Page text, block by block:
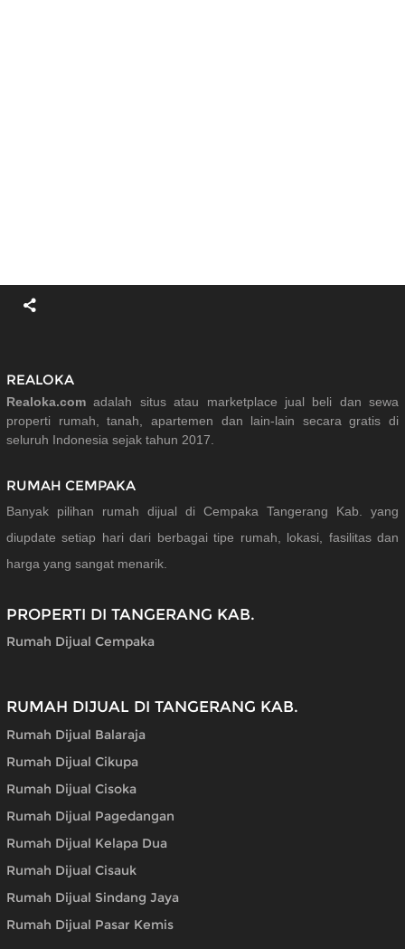
REALOKA
Realoka.com adalah situs atau marketplace jual beli dan sewa
properti rumah, tanah, apartemen dan lain-lain secara gratis di
seluruh Indonesia sejak tahun 2017.
RUMAH CEMPAKA
Banyak pilihan rumah dijual di Cempaka Tangerang Kab. yang
diupdate setiap hari dari berbagai tipe rumah, lokasi, fasilitas dan
harga yang sangat menarik.
PROPERTI DI TANGERANG KAB.
Rumah Dijual Cempaka
RUMAH DIJUAL DI TANGERANG KAB.
Rumah Dijual Balaraja
Rumah Dijual Cikupa
Rumah Dijual Cisoka
Rumah Dijual Pagedangan
Rumah Dijual Kelapa Dua
Rumah Dijual Cisauk
Rumah Dijual Sindang Jaya
Rumah Dijual Pasar Kemis